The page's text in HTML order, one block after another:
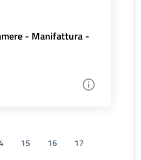
- Manifattura -
15 16
17